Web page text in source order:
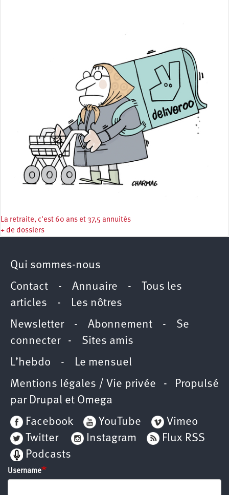
La retraite, c'est 60 ans et 37,5 annuités
+ de dossiers
Qui sommes-nous
Contact - Annuaire -
Tous les
articles - Les nôtres
Newsletter- Abonnement - Se
connecter- Sites amis
L’hebdo - Le mensuel
Mentions légales / Vie privée - Propulsé
par Drupal et Omega
Facebook
YouTube
Vimeo
Twitter
Instagram
Flux RSS
Podcasts
Username